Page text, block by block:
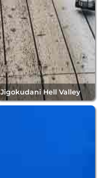
Jigokudani Hell Valley